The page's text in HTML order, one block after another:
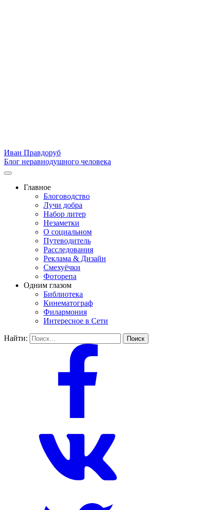
Иван Правдоруб
Блог неравнодушного человека
Главное
Блоговодство
Лучи добра
Набор литер
Незаметки
О социальном
Путеводитель
Расследования
Реклама & Дизайн
Смехуёчки
Фоторепа
Одним глазом
Библиотека
Кинематограф
Филармония
Интересное в Сети
Найти: